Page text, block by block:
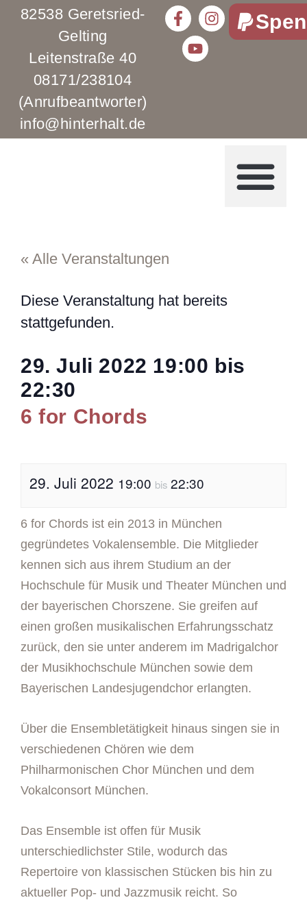
82538 Geretsried-
Gelting
Leitenstraße 40
08171/238104
(Anrufbeantworter)
info@hinterhalt.de
« Alle Veranstaltungen
Diese Veranstaltung hat bereits
stattgefunden.
29. Juli 2022 19:00 bis
22:30
6 for Chords
29. Juli 2022 19:00 bis 22:30
6 for Chords ist ein 2013 in München
gegründetes Vokalensemble. Die Mitglieder
kennen sich aus ihrem Studium an der
Hochschule für Musik und Theater München und
der bayerischen Chorszene. Sie greifen auf
einen großen musikalischen Erfahrungsschatz
zurück, den sie unter anderem im Madrigalchor
der Musikhochschule München sowie dem
Bayerischen Landesjugendchor erlangten.
Über die Ensembletätigkeit hinaus singen sie in
verschiedenen Chören wie dem
Philharmonischen Chor München und dem
Vokalconsort München.
Das Ensemble ist offen für Musik
unterschiedlichster Stile, wodurch das
Repertoire von klassischen Stücken bis hin zu
aktueller Pop- und Jazzmusik reicht. So